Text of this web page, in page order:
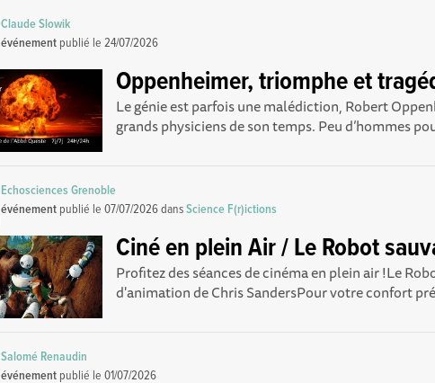
Claude Slowik
événement publié le24/07/2026
Oppenheimer, triomphe et
Le génie est parfois une malédiction, Robert
grands physiciens de son temps. Peu d’hommes
Echosciences Grenoble
événement publié le07/07/2026dansScience F(r)ictions
Ciné en plein Air / Le Robot
Profitez des séances de cinéma en plein air !Le
d'animation de Chris SandersPour votre confort
Salomé Renaudin
événement publié le01/07/2026